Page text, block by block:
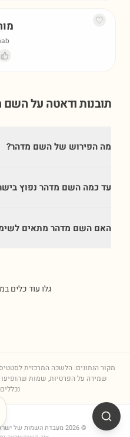
תובנות ודאטה על השם
מה הפירוש של השם מדהר?
עד כמה השם מדהר נפוץ
האם השם מדהר מתאים
גלו עוד כלים
מקור הנתונים: הלשכה המרכזית
©
2026 מעבדת השמות של